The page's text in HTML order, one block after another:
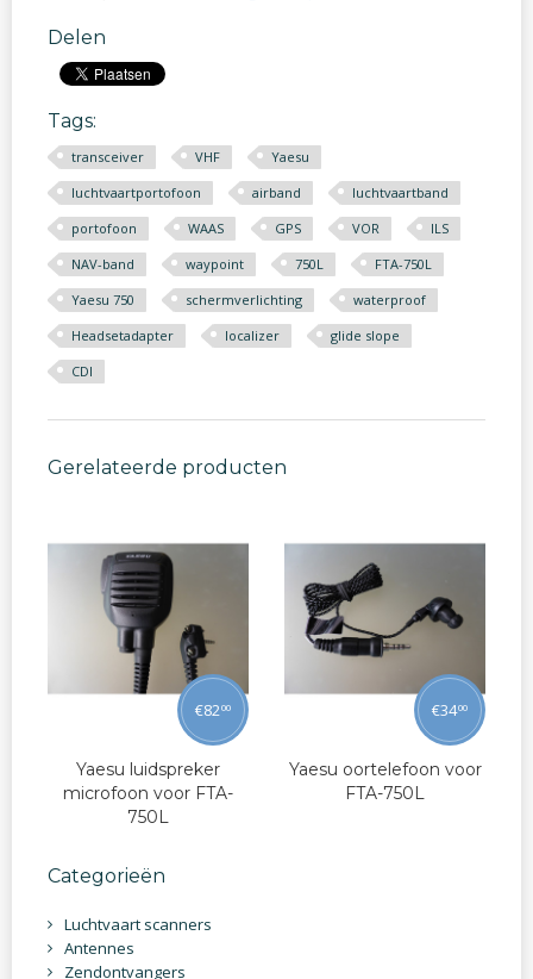
Delen
Tags:
transceiver VHF
Yaesu
luchtvaartportofoon
airband
luchtvaartband
portofoon
WAAS GPS VOR
ILS
NAV-band
waypoint 750L
FTA-750L
Yaesu 750
schermverlichting
waterproof
Headsetadapter
localizer
glide slope
CDI
Gerelateerde producten
Yaesu luidspreker
microfoon voor FTA-
750L
€8200
Yaesu oortelefoon voor
FTA-750L
€3400
Categorieën
Luchtvaart scanners
Antennes
Zendontvangers